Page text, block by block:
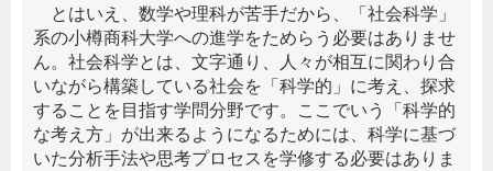
とはいえ、数学や理科が苦手だから、「社会科学」
系の小樽商科大学への進学をためらう必要はありませ
ん。社会科学とは、文字通り、人々が相互に関わり合
いながら構築している社会を「科学的」に考え、探求
することを目指す学問分野です。ここでいう「科学的
な考え方」が出来るようになるためには、科学に基づ
いた分析手法や思考プロセスを学修する必要はありま